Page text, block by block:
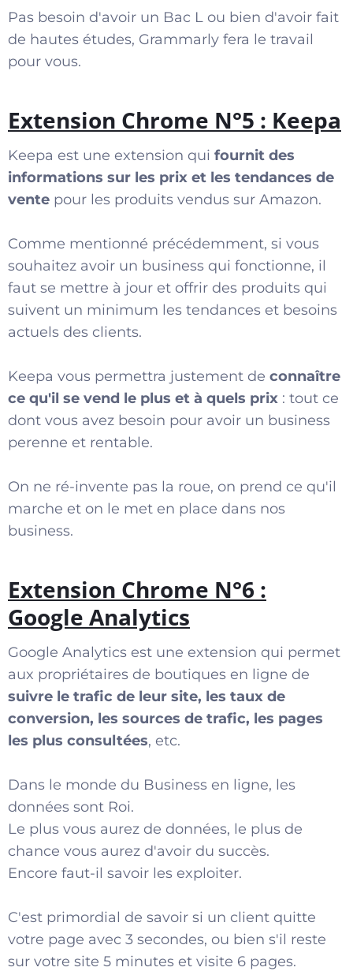
Pas besoin d'avoir un Bac L ou bien d'avoir fait
de hautes études, Grammarly fera le travail
pour vous.
Extension Chrome N°5 : Keepa
Keepa est une extension qui fournit des
informations sur les prix et les tendances de
vente pour les produits vendus sur Amazon.
Comme mentionné précédemment, si vous
souhaitez avoir un business qui fonctionne, il
faut se mettre à jour et offrir des produits qui
suivent un minimum les tendances et besoins
actuels des clients.
Keepa vous permettra justement de connaître
ce qu'il se vend le plus et à quels prix : tout ce
dont vous avez besoin pour avoir un business
perenne et rentable.
On ne ré-invente pas la roue, on prend ce qu'il
marche et on le met en place dans nos
business.
Extension Chrome N°6 :
Google Analytics
Google Analytics est une extension qui permet
aux propriétaires de boutiques en ligne de
suivre le trafic de leur site, les taux de
conversion, les sources de trafic, les pages
les plus consultées, etc.
Dans le monde du Business en ligne, les
données sont Roi.
Le plus vous aurez de données, le plus de
chance vous aurez d'avoir du succès.
Encore faut-il savoir les exploiter.
C'est primordial de savoir si un client quitte
votre page avec 3 secondes, ou bien s'il reste
sur votre site 5 minutes et visite 6 pages.